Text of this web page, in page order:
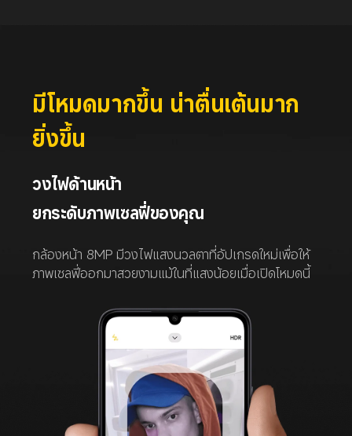
มีโหมดมากขึ้น น่าตื่นเต้นมาก
ยิ่งขึ้น
วงไฟด้านหน้า
ยกระดับภาพเซลฟี่ของคุณ
กล้องหน้า 8MP มีวงไฟแสงนวลตาที่อัปเกรดใหม่เพื่อให้
ภาพเซลฟี่ออกมาสวยงามแม้ในที่แสงน้อยเมื่อเปิดโหมดนี้